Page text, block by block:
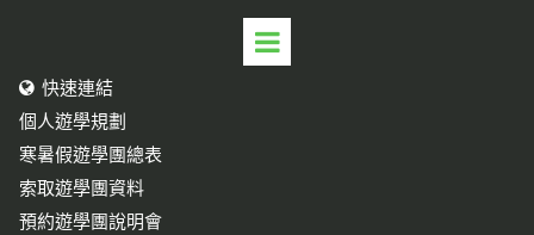
 快速連結
個人遊學規劃
寒暑假遊學團總表
索取遊學團資料
預約遊學團說明會